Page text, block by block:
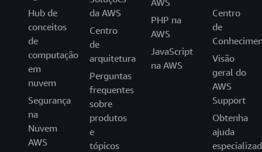
Hub de
conceitos
de
computação
em
nuvem
Segurança
na
Nuvem
AWS
da AWS
Centro
de
arquitetura
Perguntas
frequentes
sobre
produtos
e
tópicos
AWS
PHP na
AWS
JavaScript
na AWS
Centro
de
Visão
geral do
AWS
Support
Obtenha
ajuda